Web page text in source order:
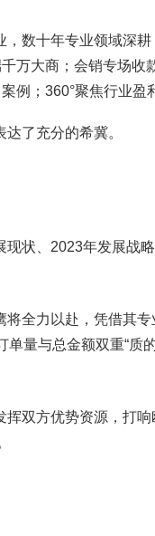
数十年专业领域深
万大商；会销专场收
例；360°聚焦行业盈
了充分的希冀。
状、2023年发展战略
全力以赴，凭借其
量与总金额双重“质
双方优势资源，打